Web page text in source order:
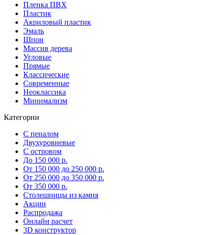
Пленка ПВХ
Пластик
Акриловый пластик
Эмаль
Шпон
Массив дерева
Угловые
Прямые
Классические
Современные
Неоклассика
Минимализм
Категории
С пеналом
Двухуровневые
С островом
До 150 000 р.
От 150 000 до 250 000 р.
От 250 000 до 350 000 р.
От 350 000 р.
Столешницы из камня
Акции
Распродажа
Онлайн расчет
3D конструктор